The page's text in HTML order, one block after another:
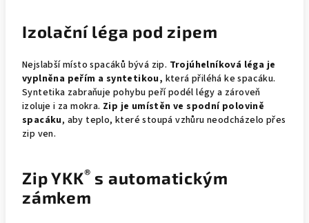
Izolační léga pod zipem
Nejslabší místo spacáků bývá zip. Trojúhelníková léga je
vyplněna peřím a syntetikou, která přiléhá ke spacáku.
Syntetika zabraňuje pohybu peří podél légy a zároveň
izoluje i za mokra. Zip je umístěn ve spodní polovině
spacáku, aby teplo, které stoupá vzhůru neodcházelo přes
zip ven.
Zip YKK® s automatickým
zámkem